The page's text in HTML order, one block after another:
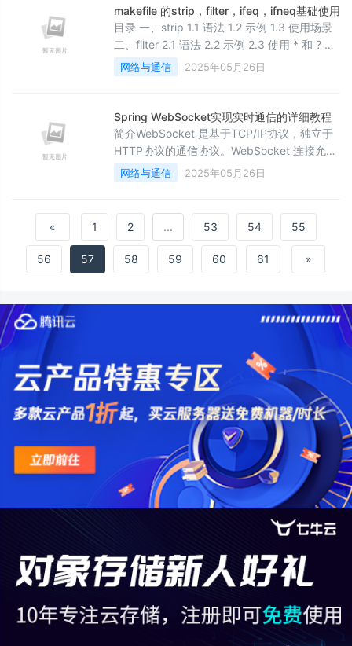
通信。 默认端口号&#xff1a;80 安全性低
&#xff0c;数据在传输过程中容易被窃听、中间
makefile 的strip，filter，ifeq，ifneq基础使用
目录 一、strip 1.1 语法 1.2 示例 1.3 使用场景
二、filter 2.1 语法 2.2 示例 2.3 使用 * 和 ? 通
配符 2.4 结合使用 2.5 使用场景 三、ifeq 和
ifneq 3.1 ifeq 3.1.1 语法 3.1.2 示例 3.2 ifneq
网络与通信 2025年05月26日
Spring WebSocket实现实时通信的详细教程
简介WebSocket 是基于TCP/IP协议，独立于
HTTP协议的通信协议。WebSocket 连接允许
客户端和服务器之间的全双工通信，以便任何
一方都可以通过已建立的连接将数据推送到另
响应」的方式与服务器建立通信的，必须是客
户端主动触发的行为，服务端只是做好接口被
动等待请求。而在某些场景下的动作，是需要
服务端主动触发的，比如向客户端发送消息、
网络与通信 2025年05月26日
« 1 2 ... 53 54 55
56 57 58 59 60 61 »